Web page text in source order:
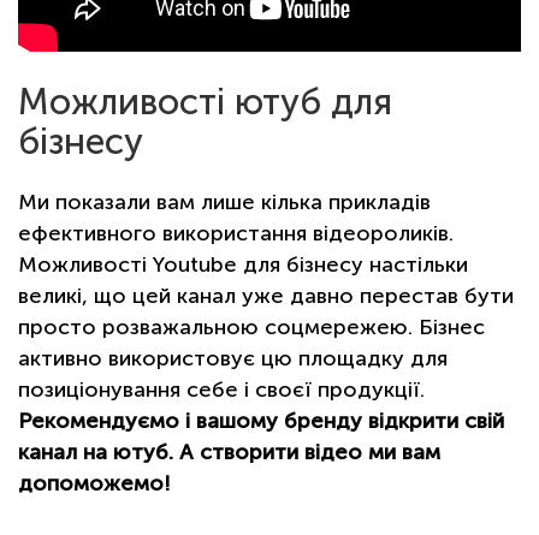
Можливості ютуб для
бізнесу
Ми показали вам лише кілька прикладів
ефективного використання відеороликів.
Можливості Youtube для бізнесу настільки
великі, що цей канал уже давно перестав бути
просто розважальною соцмережею. Бізнес
активно використовує цю площадку для
позиціонування себе і своєї продукції.
Рекомендуємо і вашому бренду відкрити свій
канал на ютуб. А створити відео ми вам
допоможемо!